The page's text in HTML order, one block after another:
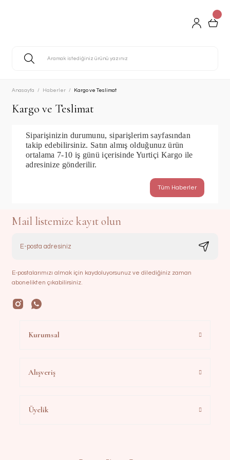
Anasayfa Haberler Kargo ve Teslimat
Kargo ve Teslimat
Siparişinizin durumunu, siparişlerim sayfasından
takip edebilirsiniz. Satın almış olduğunuz ürün
ortalama 7-10 iş günü içerisinde Yurtiçi Kargo ile
adresinize gönderilir.
Tüm Haberler
Mail listemize kayıt olun
E-postalarımızı almak için kaydoluyorsunuz ve dilediğiniz zaman
abonelikten çıkabilirsiniz.
Kurumsal
Alışveriş
Üyelik